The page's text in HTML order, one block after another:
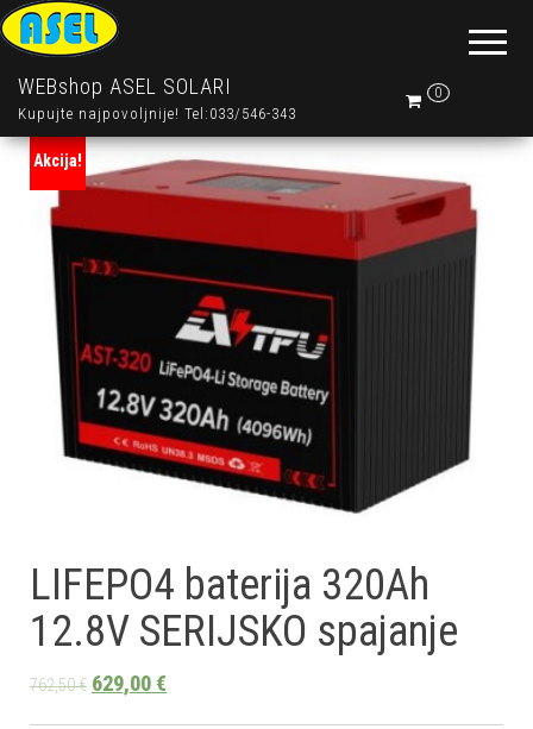
WEBshop ASEL SOLARI
Kupujte najpovoljnije! Tel:033/546-343
0
Akcija!
LIFEPO4 baterija 320Ah
12.8V SERIJSKO spajanje
762,50€ 629,00€